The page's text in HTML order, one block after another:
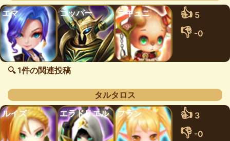
エマ
コッパー ラキュニ 👍 5
👎 -0
🔍 1件の関連投稿
タルタロス
ルイズ
エラドリエル フラン 👍 3
👎 -0